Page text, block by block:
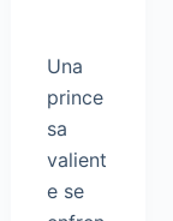
Una
prince
sa
valient
e se